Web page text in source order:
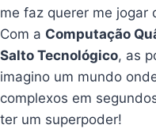
me faz querer me jogar
Com a Computação
Salto Tecnológico, as
imagino um mundo
complexos em
ter um superpoder!